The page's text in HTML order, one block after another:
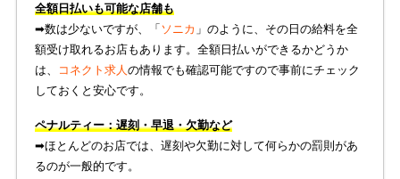
全額日払いも可能な店舗も
➡︎数は少ないですが、「 ソニカ 」のように、その日の給料を全
額受け取れるお店もあります。全額日払いができるかどうか
は、
コネクト求人 の情報でも確認可能ですので事前にチェック
しておくと安心です。
ペナルティー：遅刻・早退・欠勤など
➡︎ほとんどのお店では、遅刻や欠勤に対して何らかの罰則があ
るのが一般的です。